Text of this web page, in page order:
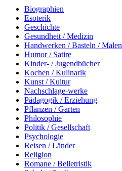
Biographien
Esoterik
Geschichte
Gesundheit / Medizin
Handwerken / Basteln / Malen
Humor / Satire
Kinder- / Jugendbücher
Kochen / Kulinarik
Kunst / Kultur
Nachschlage-werke
Pädagogik / Erziehung
Pflanzen / Garten
Philosophie
Politik / Gesellschaft
Psychologie
Reisen / Länder
Religion
Romane / Belletristik